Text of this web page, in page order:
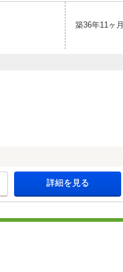
築36年11ヶ月
詳細を見る